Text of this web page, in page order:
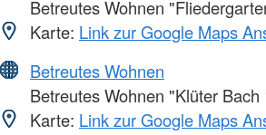
Betreutes Wohnen
Karte: Link zur Google Maps
Betreutes Wohnen
Betreutes Wohnen "Klüter Bach
Karte: Link zur Google Maps